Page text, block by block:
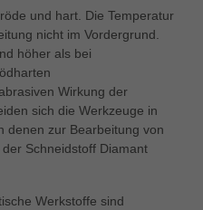
und hart. Die Temperatur
nicht im Vordergrund.
höher als bei
Wirkung der
sich die Werkzeuge in
denen zur Bearbeitung von
Schneidstoff Diamant
Werkstoffe sind